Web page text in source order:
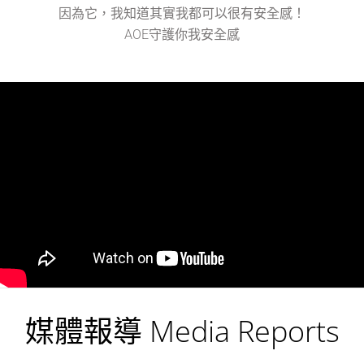
因為它，我知道其實我都可以很有安全感！
AOE守護你我安全感
媒體報導 Media Reports